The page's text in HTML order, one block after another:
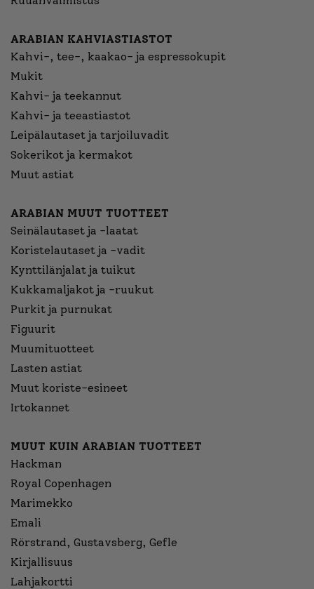
ARABIAN KAHVIASTIASTOT
Kahvi-, tee-, kaakao- ja espressokupit
Mukit
Kahvi- ja teekannut
Kahvi- ja teeastiastot
Leipälautaset ja tarjoiluvadit
Sokerikot ja kermakot
Muut astiat
ARABIAN MUUT TUOTTEET
Seinälautaset ja -laatat
Koristelautaset ja -vadit
Kynttilänjalat ja tuikut
Kukkamaljakot ja -ruukut
Purkit ja purnukat
Figuurit
Muumituotteet
Lasten astiat
Muut koriste-esineet
Irtokannet
MUUT KUIN ARABIAN TUOTTEET
Hackman
Royal Copenhagen
Marimekko
Emali
Rörstrand, Gustavsberg, Gefle
Kirjallisuus
Lahjakortti